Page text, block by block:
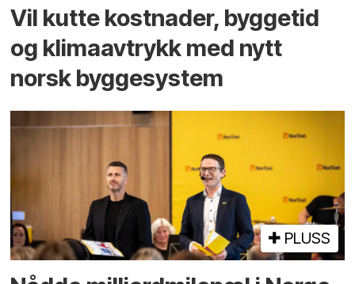
Vil kutte kostnader, byggetid
og klima­avtrykk med nytt
norsk bygge­system
PLUSS